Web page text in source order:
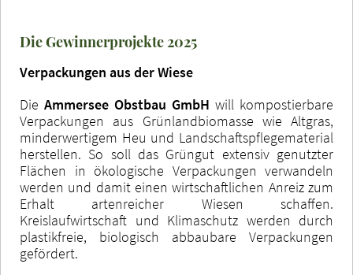
Die Gewinnerprojekte 2025
Verpackungen aus der Wiese
Die Ammersee Obstbau GmbH will kompostierbare
Verpackungen aus Grünlandbiomasse wie Altgras,
minderwertigem Heu und Landschaftspflegematerial
herstellen. So soll das Grüngut extensiv genutzter
Flächen in ökologische Verpackungen verwandeln
werden und damit einen wirtschaftlichen Anreiz zum
Erhalt artenreicher Wiesen schaffen.
Kreislaufwirtschaft und Klimaschutz werden durch
plastikfreie, biologisch abbaubare Verpackungen
gefördert.